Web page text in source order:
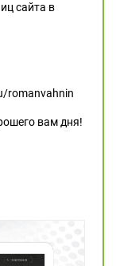
сайта в
romanvahnin
вам дня!